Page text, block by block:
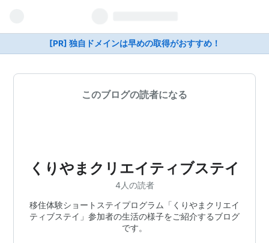
[PR] 独自ドメインは早めの取得がおすすめ！
このブログの読者になる
くりやまクリエイティブステイ
4人の読者
移住体験ショートステイプログラム「くりやまクリエイ
ティブステイ」参加者の生活の様子をご紹介するブログ
です。